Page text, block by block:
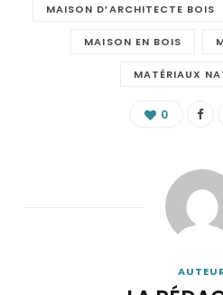
MAISON D’ARCHITECTE BOIS
MAISON EN BOIS
MATÉRIAUX
0